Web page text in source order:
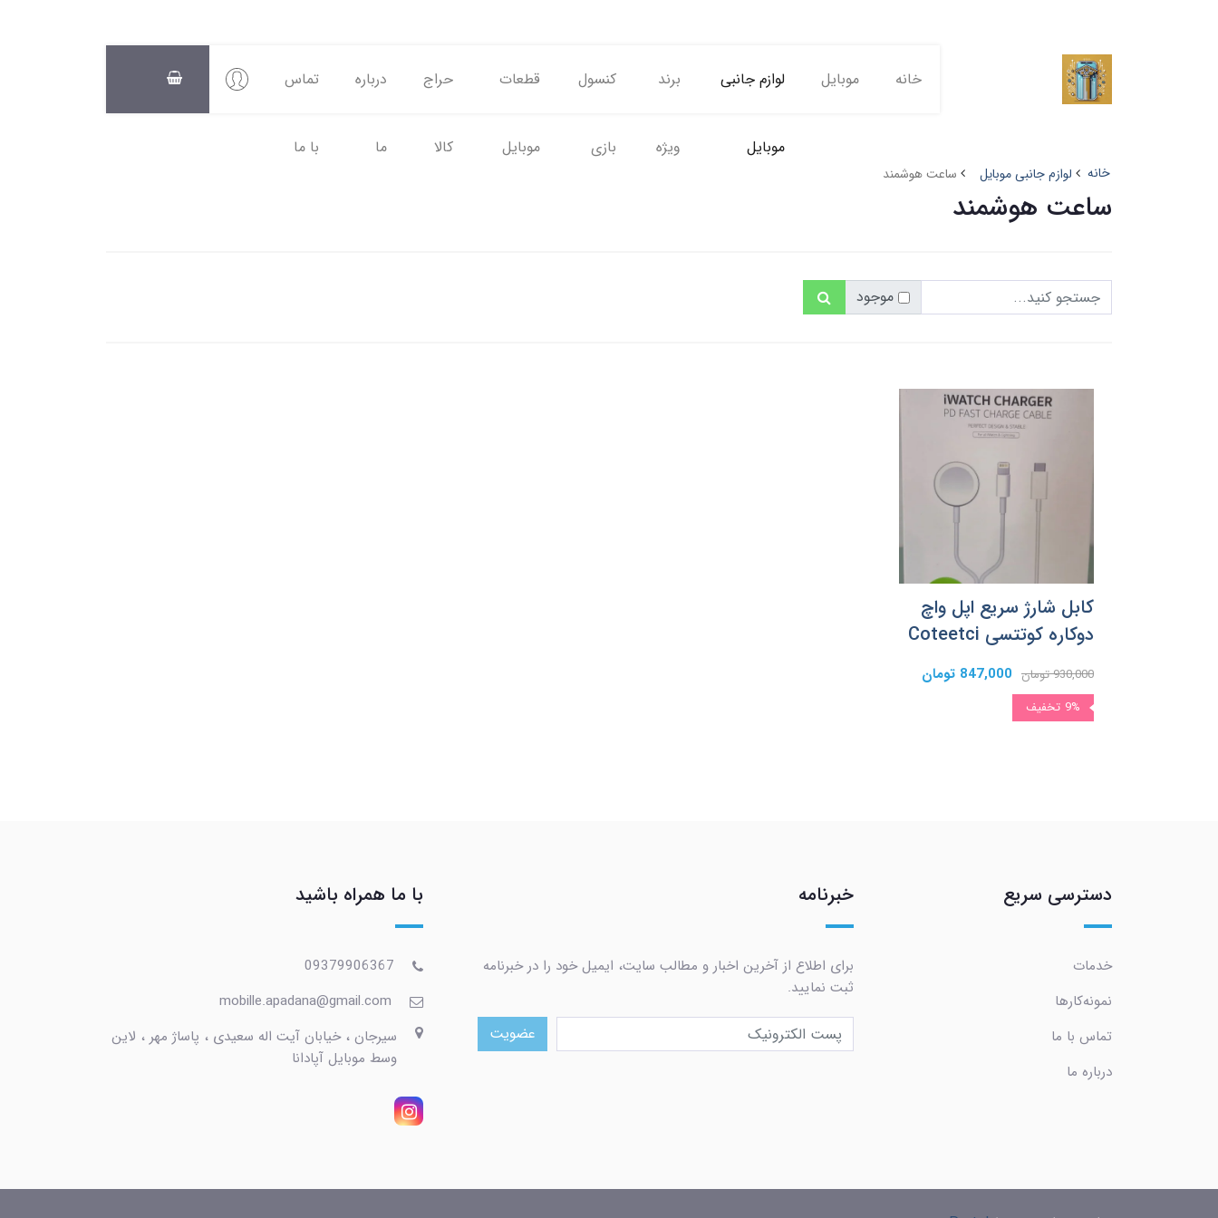
خانه موبایل لوازم جانبی
موبایل
برند
ویژه
کنسول
بازی
قطعات
موبایل
حراج
کالا
درباره
ما
تماس
با ما
خانه لوازم جانبی موبایل ساعت هوشمند
ساعت هوشمند
موجود
کابل شارژ سریع اپل واچ
دوکاره کوتتسی Coteetci
930,000 تومان 847,000 تومان
9% تخفیف
دسترسی سریع
خدمات
نمونه‌کارها
تماس با ما
درباره ما
خبرنامه
برای اطلاع از آخرین اخبار و مطالب سایت، ایمیل خود را در خبرنامه
ثبت نمایید.
عضویت
با ما همراه باشید
09379906367
mobille.apadana@gmail.com
سیرجان ، خیابان آیت اله سعیدی ، پاساژ مهر ، لاین
وسط موبایل آپادانا